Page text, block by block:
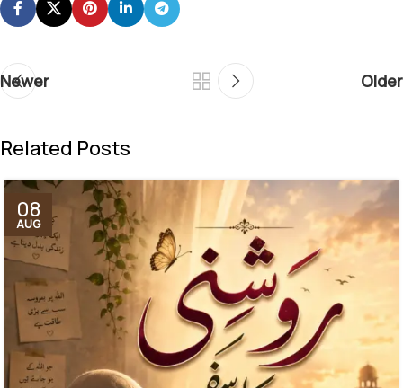
Newer Older
Related Posts
08
AUG